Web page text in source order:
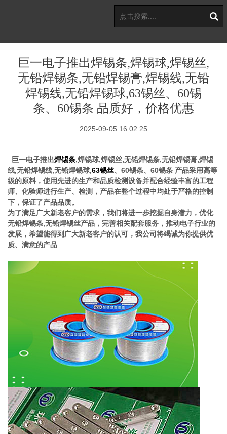
巨一电子推出焊锡条,焊锡球,焊锡丝,
无铅焊锡条,无铅焊锡膏,焊锡线,无铅
焊锡线,无铅焊锡球,63锡丝、60锡
条、60锡条 品质好，价格优惠
2025-09-05 16:02:25
巨一电子推出焊锡条,焊锡球,焊锡丝,无铅焊锡条,无铅焊锡膏,焊锡
线,无铅焊锡线,无铅焊锡球,63锡丝、60锡条、60锡条 产品采用高等
级的原料，使用先进的生产和品质检测设备并配合经验丰富的工程
师、化验师进行生产、检测，产品在整个过程中均处于严格的控制
下，保证了产品品质。
为了满足广大新老客户的需求，我们将进一步挖掘自身潜力，优化
无铅焊锡条,无铅焊锡丝产品，完善相关配套服务，推动电子行业的
发展，希望能得到广大新老客户的认可，我公司将竭诚为你提供优
质、满意的产品